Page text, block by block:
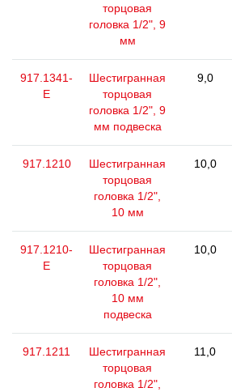
торцовая
головка 1/2", 9
мм
917.1341-
E
Шестигранная
торцовая
головка 1/2", 9
мм подвеска
9,0
917.1210
Шестигранная
торцовая
головка 1/2",
10 мм
10,0
917.1210-
E
Шестигранная
торцовая
головка 1/2",
10 мм
подвеска
10,0
917.1211
Шестигранная
торцовая
головка 1/2",
11,0